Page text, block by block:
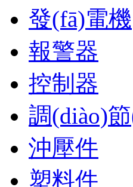
發(fā)電機
報警器
控制器
調(diào)
沖壓件
塑料件